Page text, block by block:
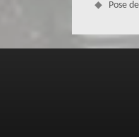
Que vous
entreprise
outillages
Pose